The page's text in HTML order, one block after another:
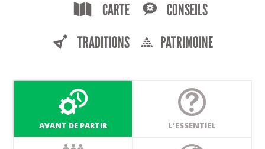
CARTE
CONSEILS
TRADITIONS
PATRIMOINE
AVANT DE PARTIR L'ESSENTIEL